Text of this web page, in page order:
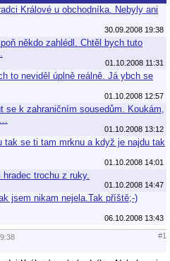
Králové u obchodníka. Nebyly ani
30.09.2008 19:38
někdo zahlédl. Chtěl bych tuto
01.10.2008 11:31
to neviděl úplně reálně. Já ybch se
01.10.2008 12:57
se k zahraničním sousedům. Koukám,
01.10.2008 13:12
tak se ti tam mrknu a když je najdu tak
01.10.2008 14:01
trochu z ruky.
01.10.2008 14:47
jsem nikam nejela.Tak příště;-)
06.10.2008 13:43
#1